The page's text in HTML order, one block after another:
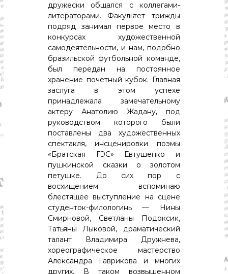
дружески общался с коллегами-
литераторами. Факультет трижды
подряд занимал первое место в
конкурсах художественной
самодеятельности, и нам, подобно
бразильской футбольной команде,
был передан на постоянное
хранение почетный кубок. Главная
заслуга в этом успехе
принадлежала замечательному
актеру Анатолию Жадану, под
руководством которого были
поставлены два художественных
спектакля, инсценировки поэмы
«Братская ГЭС» Евтушенко и
пушкинской сказки о золотом
петушке. До сих пор с
восхищением вспоминаю
блестящее выступление на сцене
студенток-филологинь — Нины
Смирновой, Светланы Подоксик,
Татьяны Лыковой, драматический
талант Владимира Дружнева,
хореографическое мастерство
Александра Гаврикова и многих
других. В таком возвышенном